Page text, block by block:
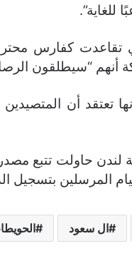
للغاية”.
أنهم “سيطلقون
تعتقد أن
حاولت تتبع
ال سعود